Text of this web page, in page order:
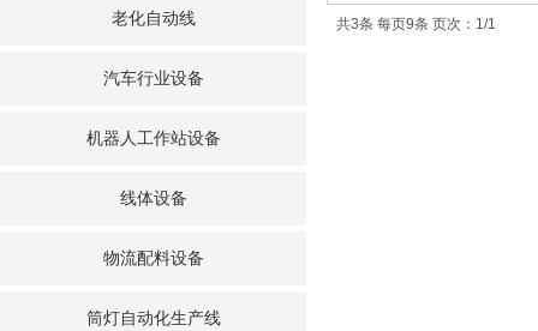
共3条 每页9条 页次：1/1
老化自动线
汽车行业设备
机器人工作站设备
线体设备
物流配料设备
筒灯自动化生产线